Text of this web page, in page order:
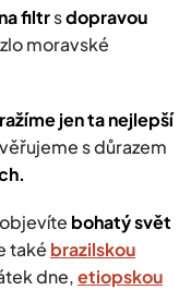
filtrsdopravou
moravské
jen ta nejlepší
s důrazem
objevíte bohatý svět
také brazilskou
dne,etiopskou